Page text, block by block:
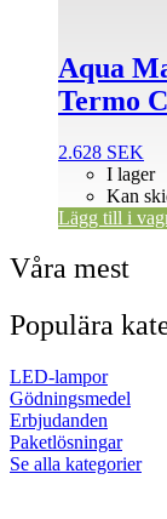
Aqua
Termo
2.628 SEK
I lager
Kan
Lägg till i
Våra mest
Populära
LED-lampor
Gödningsmedel
Erbjudanden
Paketlösningar
Se alla kategorier